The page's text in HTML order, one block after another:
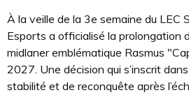
À la veille de la 3e semaine du LEC
Esports a officialisé la prolongation
midlaner emblématique Rasmus
2027. Une décision qui s’inscrit
stabilité et de reconquête après